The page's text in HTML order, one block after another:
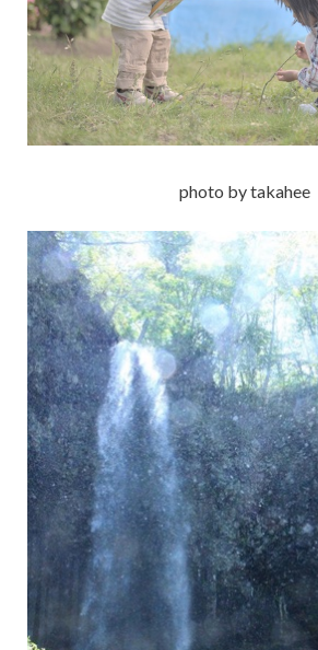
photo by takahee